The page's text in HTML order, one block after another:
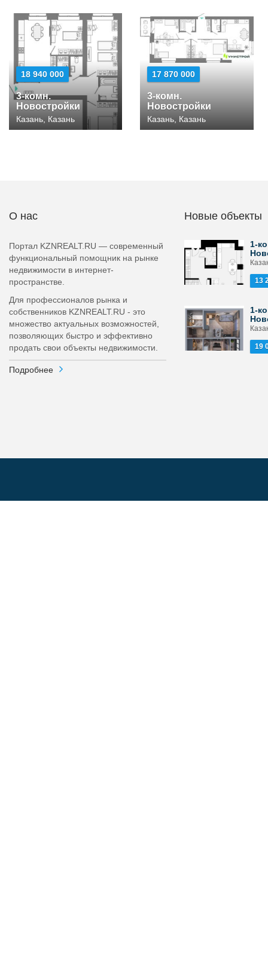
18 940 000
3-комн.
Новостройки
Казань, Казань
17 870 000
3-комн.
Новостройки
Казань, Казань
О нас
Портал KZNREALT.RU — современный
функциональный помощник на рынке
недвижимости в интернет-
пространстве.
Для профессионалов рынка и
собственников KZNREALT.RU - это
множество актуальных возможностей,
позволяющих быстро и эффективно
продать свои объекты недвижимости.
Подробнее
Новые объекты
1-
13
1-
19